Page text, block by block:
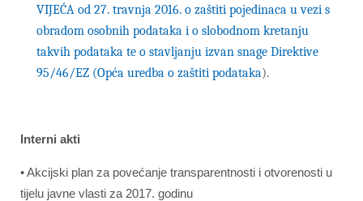
VIJEĆA od 27. travnja 2016. o zaštiti pojedinaca u vezi s
obradom osobnih podataka i o slobodnom kretanju
takvih podataka te o stavljanju izvan snage Direktive
95/46/EZ (Opća uredba o zaštiti podataka).
Interni akti
• Akcijski plan za povećanje transparentnosti i otvorenosti u
tijelu javne vlasti za 2017. godinu